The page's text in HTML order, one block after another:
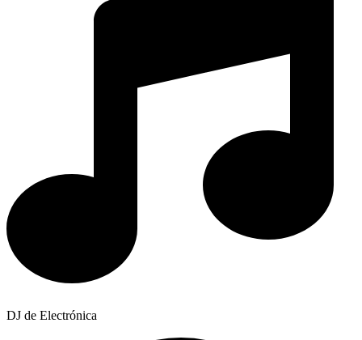
DJ de Electrónica